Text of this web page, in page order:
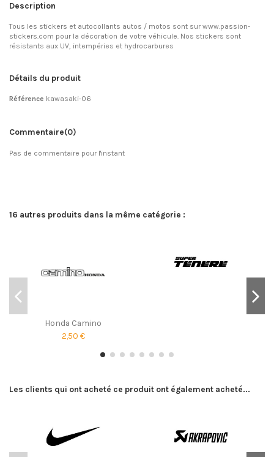
Description
Tous les stickers et autocollants autos / motos sont sur www.passion-
stickers.com pour la décoration de votre véhicule. Nos stickers sont
résistants aux UV, intempéries et hydrocarbures
Détails du produit
Référence kawasaki-06
Commentaire(0)
Pas de commentaire pour l'instant
16 autres produits dans la même catégorie :
Honda Camino
2,50 €
Les clients qui ont acheté ce produit ont également acheté...